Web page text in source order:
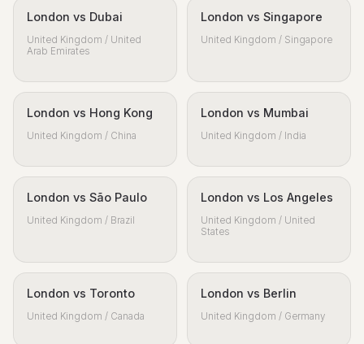
London vs Dubai
United Kingdom / United
Arab Emirates
London vs Singapore
United Kingdom / Singapore
London vs Hong Kong
United Kingdom / China
London vs Mumbai
United Kingdom / India
London vs São Paulo
United Kingdom / Brazil
London vs Los Angeles
United Kingdom / United
States
London vs Toronto
United Kingdom / Canada
London vs Berlin
United Kingdom / Germany